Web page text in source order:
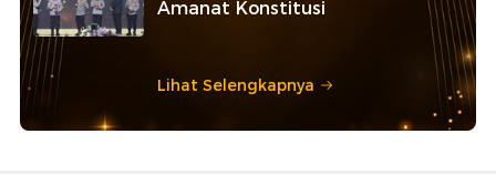
Amanat Konstitusi
Lihat Selengkapnya